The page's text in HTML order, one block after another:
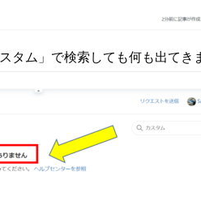
ム」で検索しても何も出てき